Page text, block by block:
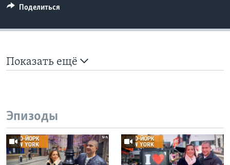
Поделиться
Показать ещё
Эпизоды